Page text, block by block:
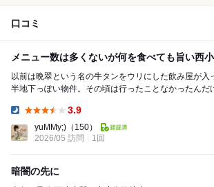
口コミ
メニュー数は多くないが何を食べても旨い西
以前は晩翠という名の牛タンをウリにした飲み屋が入
半地下っぽい物件。その頃は行ったことなかったんだ
3.9
yuMMy;) （150）
2026/05 訪問
1回
暗闇の先に